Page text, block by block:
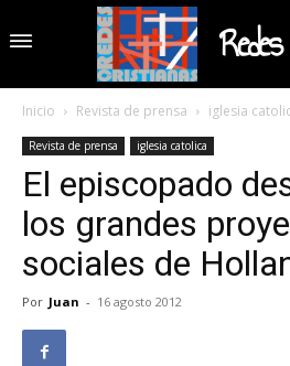
Inicio Revista de prensa iglesia
Revista de prensa iglesia catolica
El episcopado
los grandes
sociales de
Por Juan - 16 agosto 2012